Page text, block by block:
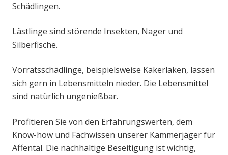
Schädlingen.
Lästlinge sind störende Insekten, Nager und
Silberfische.
Vorratsschädlinge, beispielsweise Kakerlaken, lassen
sich gern in Lebensmitteln nieder. Die Lebensmittel
sind natürlich ungenießbar.
Profitieren Sie von den Erfahrungswerten, dem
Know-how und Fachwissen unserer Kammerjäger für
Affental. Die nachhaltige Beseitigung ist wichtig,